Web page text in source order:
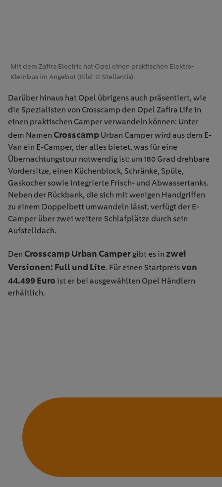
Mit dem Zafira Electric hat Opel einen praktischen Elektro-
Kleinbus im Angebot (Bild: © Stellantis).
Darüber hinaus hat Opel übrigens auch präsentiert, wie
die Spezialisten von Crosscamp den Opel Zafira Life in
einen praktischen Camper verwandeln können: Unter
dem Namen Crosscamp Urban Camper wird aus dem E-
Van ein E-Camper, der alles bietet, was für eine
Übernachtungstour notwendig ist: um 180 Grad drehbare
Vordersitze, einen Küchenblock, Schränke, Spüle,
Gaskocher sowie integrierte Frisch- und Abwassertanks.
Neben der Rückbank, die sich mit wenigen Handgriffen
zu einem Doppelbett umwandeln lässt, verfügt der E-
Camper über zwei weitere Schlafplätze durch sein
Aufstelldach.
Den Crosscamp Urban Camper gibt es in zwei
Versionen: Full und Lite. Für einen Startpreisvon
44.499 Euro ist er bei ausgewählten Opel Händlern
erhältlich.